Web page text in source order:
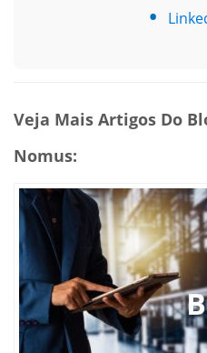
Veja Mais Artigos Do
Nomus: